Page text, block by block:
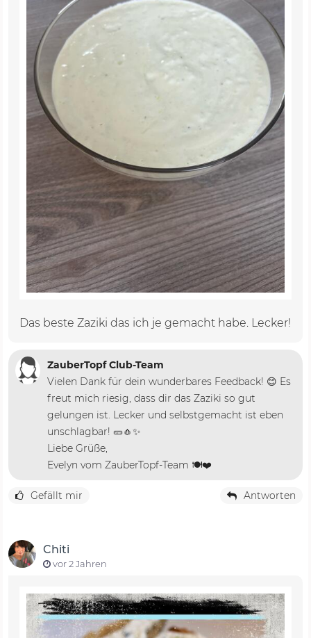
Das beste Zaziki das ich je gemacht habe. Lecker!
ZauberTopf Club-Team
Vielen Dank für dein wunderbares Feedback! 😊 Es
freut mich riesig, dass dir das Zaziki so gut
gelungen ist. Lecker und selbstgemacht ist eben
unschlagbar! 🥒🧄✨
Liebe Grüße,
Evelyn vom ZauberTopf-Team 🍽️❤️
Gefällt mir Antworten
Chiti
vor 2 Jahren